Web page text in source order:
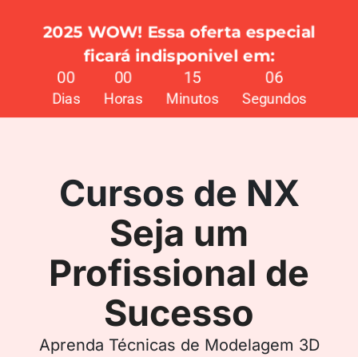
2025 WOW! Essa oferta especial
ficará indisponivel em:
00
Dias
00
Horas
15
Minutos
05
Segundos
Cursos de NX
Seja um
Profissional de
Sucesso
Aprenda Técnicas de Modelagem 3D